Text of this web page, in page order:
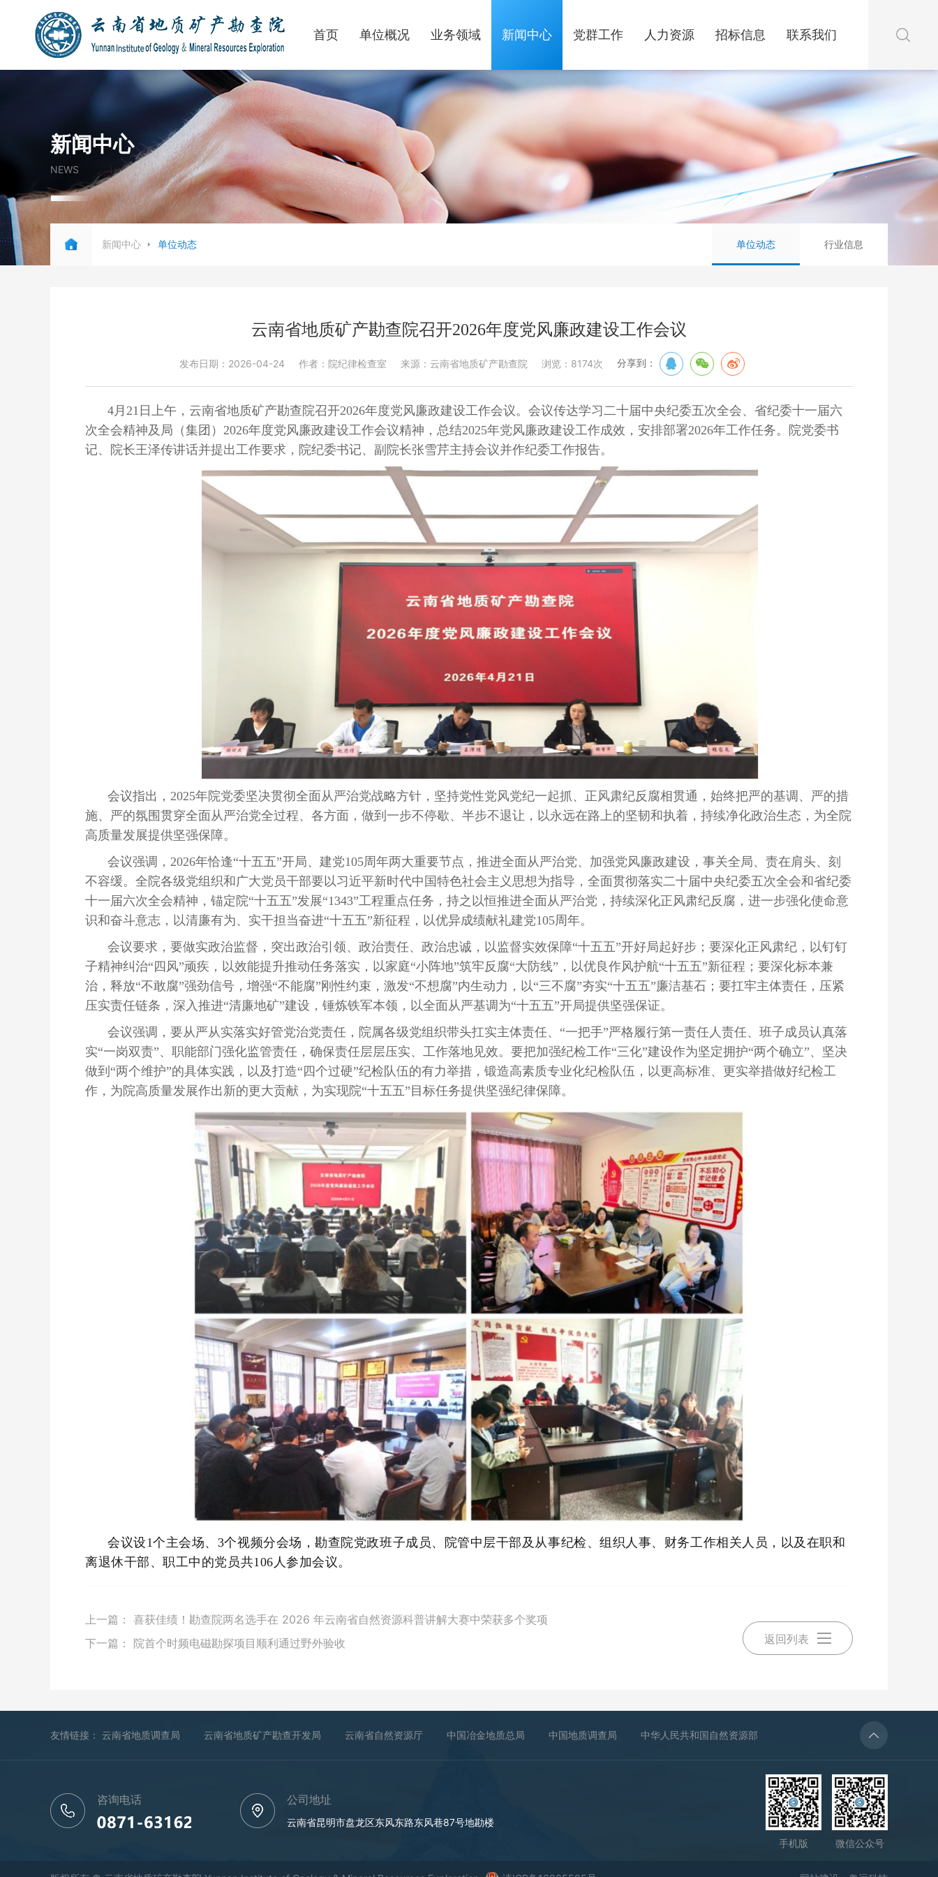
首页 单位概况 业务领域 新闻中心 党群工作 人力资源 招标信息 联系我们
新闻中心
NEWS
单位动态 行业信息
新闻中心 单位动态
云南省地质矿产勘查院召开2026年度党风廉政建设工作会议
发布日期：2026-04-24 作者：院纪律检查室 来源：云南省地质矿产勘查院 浏览：8174次 分享到：
4月21日上午，云南省地质矿产勘查院召开2026年度党风廉政建设工作会议。会议传达学习二十届中央纪委五次全会、省纪委十一届六
次全会精神及局（集团）2026年度党风廉政建设工作会议精神，总结2025年党风廉政建设工作成效，安排部署2026年工作任务。院党委书
记、院长王泽传讲话并提出工作要求，院纪委书记、副院长张雪芹主持会议并作纪委工作报告。
会议指出，2025年院党委坚决贯彻全面从严治党战略方针，坚持党性党风党纪一起抓、正风肃纪反腐相贯通，始终把严的基调、严的措
施、严的氛围贯穿全面从严治党全过程、各方面，做到一步不停歇、半步不退让，以永远在路上的坚韧和执着，持续净化政治生态，为全院
高质量发展提供坚强保障。
会议强调，2026年恰逢“十五五”开局、建党105周年两大重要节点，推进全面从严治党、加强党风廉政建设，事关全局、责在肩头、刻
不容缓。全院各级党组织和广大党员干部要以习近平新时代中国特色社会主义思想为指导，全面贯彻落实二十届中央纪委五次全会和省纪委
十一届六次全会精神，锚定院“十五五”发展“1343”工程重点任务，持之以恒推进全面从严治党，持续深化正风肃纪反腐，进一步强化使命意
识和奋斗意志，以清廉有为、实干担当奋进“十五五”新征程，以优异成绩献礼建党105周年。
会议要求，要做实政治监督，突出政治引领、政治责任、政治忠诚，以监督实效保障“十五五”开好局起好步；要深化正风肃纪，以钉钉
子精神纠治“四风”顽疾，以效能提升推动任务落实，以家庭“小阵地”筑牢反腐“大防线”，以优良作风护航“十五五”新征程；要深化标本兼
治，释放“不敢腐”强劲信号，增强“不能腐”刚性约束，激发“不想腐”内生动力，以“三不腐”夯实“十五五”廉洁基石；要扛牢主体责任，压紧
压实责任链条，深入推进“清廉地矿”建设，锤炼铁军本领，以全面从严基调为“十五五”开局提供坚强保证。
会议强调，要从严从实落实好管党治党责任，院属各级党组织带头扛实主体责任、“一把手”严格履行第一责任人责任、班子成员认真落
实“一岗双责”、职能部门强化监管责任，确保责任层层压实、工作落地见效。要把加强纪检工作“三化”建设作为坚定拥护“两个确立”、坚决
做到“两个维护”的具体实践，以及打造“四个过硬”纪检队伍的有力举措，锻造高素质专业化纪检队伍，以更高标准、更实举措做好纪检工
作，为院高质量发展作出新的更大贡献，为实现院“十五五”目标任务提供坚强纪律保障。
会议设1个主会场、3个视频分会场，勘查院党政班子成员、院管中层干部及从事纪检、组织人事、财务工作相关人员，以及在职和
离退休干部、职工中的党员共106人参加会议。
返回列表
上一篇： 喜获佳绩！勘查院两名选手在 2026 年云南省自然资源科普讲解大赛中荣获多个奖项
下一篇：
院首个时频电磁勘探项目顺利通过野外验收
友情链接： 云南省地质调查局 云南省地质矿产勘查开发局 云南省自然资源厅 中国冶金地质总局 中国地质调查局 中华人民共和国自然资源部
手机版 微信公众号
咨询电话 公司地址
云南省昆明市盘龙区东风东路东风巷87号地勘楼